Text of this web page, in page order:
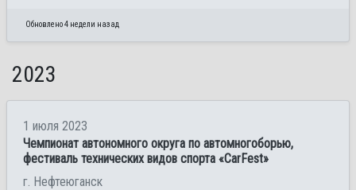
Обновлено 4 недели назад
2023
1 июля 2023
Чемпионат автономного округа по автомногоборью,
фестиваль технических видов спорта «CarFest»
г. Нефтеюганск